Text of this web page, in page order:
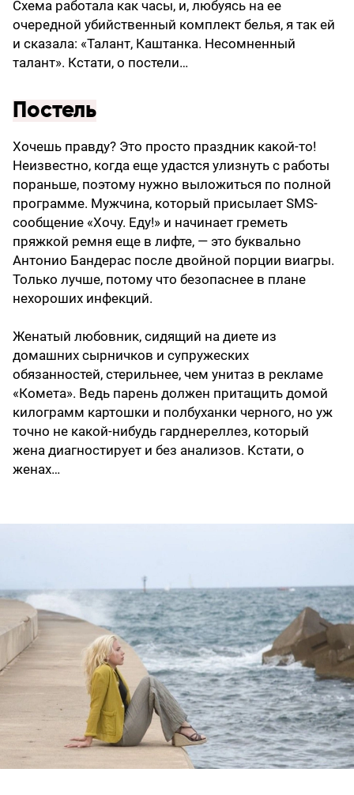
Схема работала как часы, и, любуясь на ее
очередной убийственный комплект белья, я так ей
и сказала: «Талант, Каштанка. Несомненный
талант». Кстати, о постели…
Постель
Хочешь правду? Это просто праздник какой-то!
Неизвестно, когда еще удастся улизнуть с работы
пораньше, поэтому нужно выложиться по полной
программе. Мужчина, который присылает SMS-
сообщение «Хочу. Еду!» и начинает греметь
пряжкой ремня еще в лифте, — это буквально
Антонио Бандерас после двойной порции виагры.
Только лучше, потому что безопаснее в плане
нехороших инфекций.
Женатый любовник, сидящий на диете из
домашних сырничков и супружеских
обязанностей, стерильнее, чем унитаз в рекламе
«Комета». Ведь парень должен притащить домой
килограмм картошки и полбуханки черного, но уж
точно не какой-нибудь гарднереллез, который
жена диагностирует и без анализов. Кстати, о
женах…